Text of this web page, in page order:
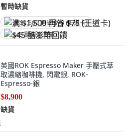
暫時缺貨
满 $1,500 再省 $75 (王道卡)
$45 酷澎幣回饋
英國ROK Espresso Maker 手壓式萃
取濃縮咖啡機, 閃電銀, ROK-
Espresso-銀
$8,900
缺貨